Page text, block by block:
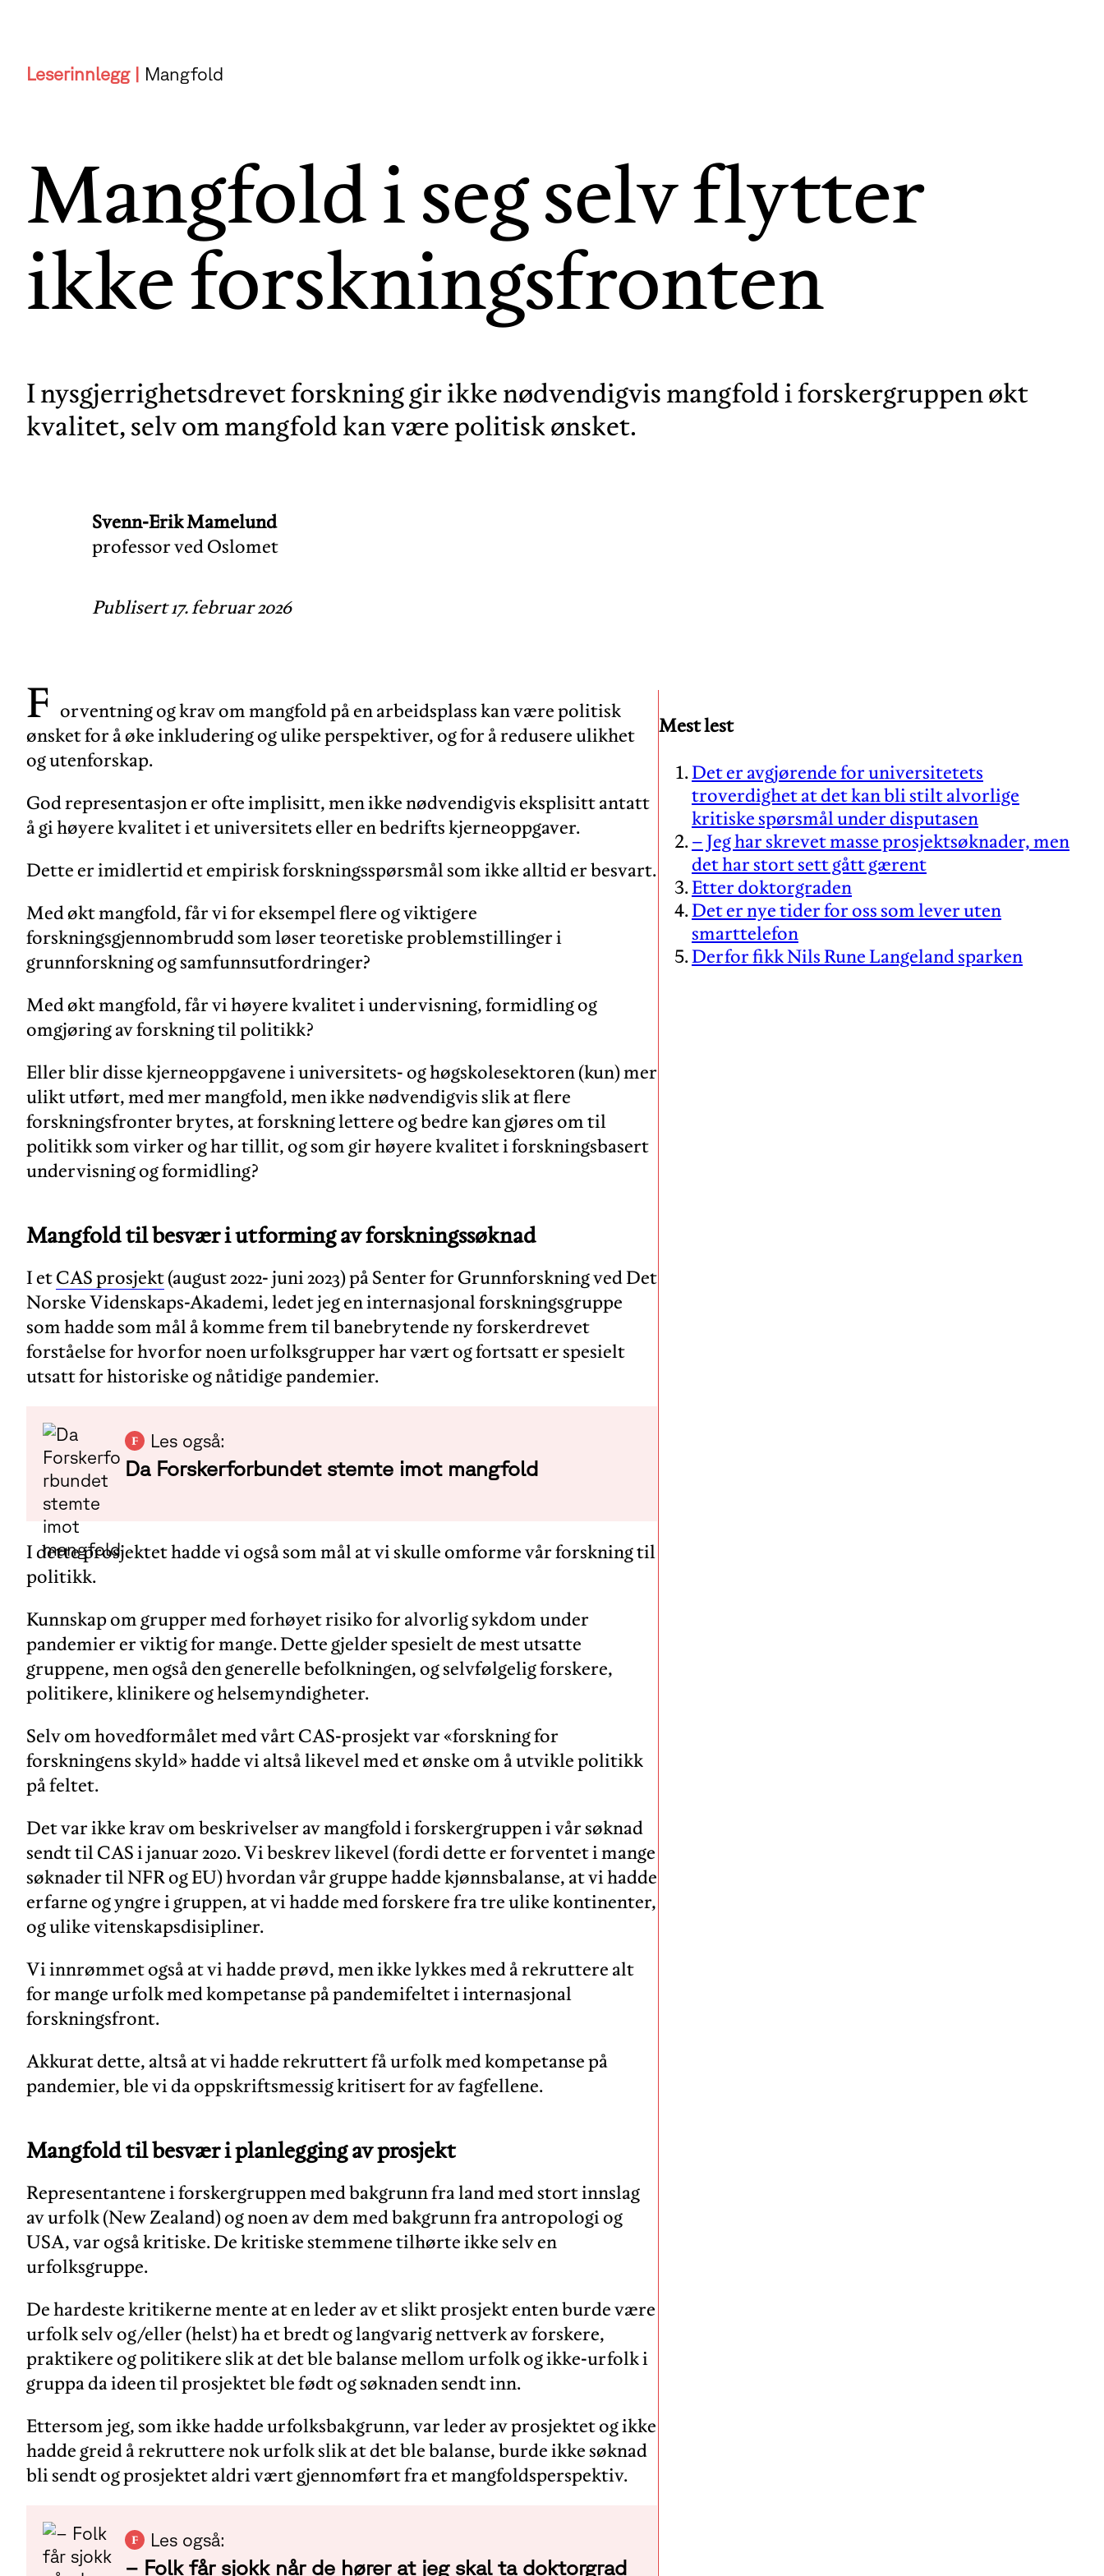
Leserinnlegg | Mangfold
Mangfold i seg selv flytter
ikke forskningsfronten
I nysgjerrighetsdrevet forskning gir ikke nødvendigvis mangfold i forskergruppen økt
kvalitet, selv om mangfold kan være politisk ønsket.
Svenn-Erik Mamelund
professor ved Oslomet
Publisert 17. februar 2026
F orventning og krav om mangfold på en arbeidsplass kan være politisk
ønsket for å øke inkludering og ulike perspektiver, og for å redusere ulikhet
og utenforskap.
God representasjon er ofte implisitt, men ikke nødvendigvis eksplisitt antatt
å gi høyere kvalitet i et universitets eller en bedrifts kjerneoppgaver.
Dette er imidlertid et empirisk forskningsspørsmål som ikke alltid er besvart.
Med økt mangfold, får vi for eksempel flere og viktigere
forskningsgjennombrudd som løser teoretiske problemstillinger i
grunnforskning og samfunnsutfordringer?
Med økt mangfold, får vi høyere kvalitet i undervisning, formidling og
omgjøring av forskning til politikk?
Eller blir disse kjerneoppgavene i universitets- og høgskolesektoren (kun) mer
ulikt utført, med mer mangfold, men ikke nødvendigvis slik at flere
forskningsfronter brytes, at forskning lettere og bedre kan gjøres om til
politikk som virker og har tillit, og som gir høyere kvalitet i forskningsbasert
undervisning og formidling?
Mangfold til besvær i utforming av forskningssøknad
I etCAS prosjekt(august 2022- juni 2023) på Senter for Grunnforskning ved Det
Norske Videnskaps-Akademi, ledet jeg en internasjonal forskningsgruppe
som hadde som mål å komme frem til banebrytende ny forskerdrevet
forståelse for hvorfor noen urfolksgrupper har vært og fortsatt er spesielt
utsatt for historiske og nåtidige pandemier.
Les også:
Da Forskerforbundet stemte imot mangfold
I dette prosjektet hadde vi også som mål at vi skulle omforme vår forskning til
politikk.
Kunnskap om grupper med forhøyet risiko for alvorlig sykdom under
pandemier er viktig for mange. Dette gjelder spesielt de mest utsatte
gruppene, men også den generelle befolkningen, og selvfølgelig forskere,
politikere, klinikere og helsemyndigheter.
Selv om hovedformålet med vårt CAS-prosjekt var «forskning for
forskningens skyld» hadde vi altså likevel med et ønske om å utvikle politikk
på feltet.
Det var ikke krav om beskrivelser av mangfold i forskergruppen i vår søknad
sendt til CAS i januar 2020. Vi beskrev likevel (fordi dette er forventet i mange
søknader til NFR og EU) hvordan vår gruppe hadde kjønnsbalanse, at vi hadde
erfarne og yngre i gruppen, at vi hadde med forskere fra tre ulike kontinenter,
og ulike vitenskapsdisipliner.
Vi innrømmet også at vi hadde prøvd, men ikke lykkes med å rekruttere alt
for mange urfolk med kompetanse på pandemifeltet i internasjonal
forskningsfront.
Akkurat dette, altså at vi hadde rekruttert få urfolk med kompetanse på
pandemier, ble vi da oppskriftsmessig kritisert for av fagfellene.
Mangfold til besvær i planlegging av prosjekt
Representantene i forskergruppen med bakgrunn fra land med stort innslag
av urfolk (New Zealand) og noen av dem med bakgrunn fra antropologi og
USA, var også kritiske. De kritiske stemmene tilhørte ikke selv en
urfolksgruppe.
De hardeste kritikerne mente at en leder av et slikt prosjekt enten burde være
urfolk selv og/eller (helst) ha et bredt og langvarig nettverk av forskere,
praktikere og politikere slik at det ble balanse mellom urfolk og ikke-urfolk i
gruppa da ideen til prosjektet ble født og søknaden sendt inn.
Ettersom jeg, som ikke hadde urfolksbakgrunn, var leder av prosjektet og ikke
hadde greid å rekruttere nok urfolk slik at det ble balanse, burde ikke søknad
bli sendt og prosjektet aldri vært gjennomført fra et mangfoldsperspektiv.
Les også:
− Folk får sjokk når de hører at jeg skal ta doktorgrad
Mest lest
Det er avgjørende for universitetets
troverdighet at det kan bli stilt alvorlige
kritiske spørsmål under disputasen
– Jeg har skrevet masse prosjektsøknader, men
det har stort sett gått gærent
Etter doktorgraden
Det er nye tider for oss som lever uten
smarttelefon
Derfor fikk Nils Rune Langeland sparken